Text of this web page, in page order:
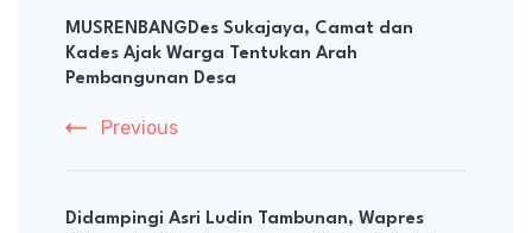
Navigation
MUSRENBANGDes Sukajaya, Camat dan
Kades Ajak Warga Tentukan Arah
Pembangunan Desa
Previous
Didampingi Asri Ludin Tambunan, Wapres